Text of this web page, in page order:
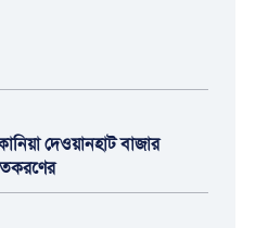
দেওয়ানহাট বাজার